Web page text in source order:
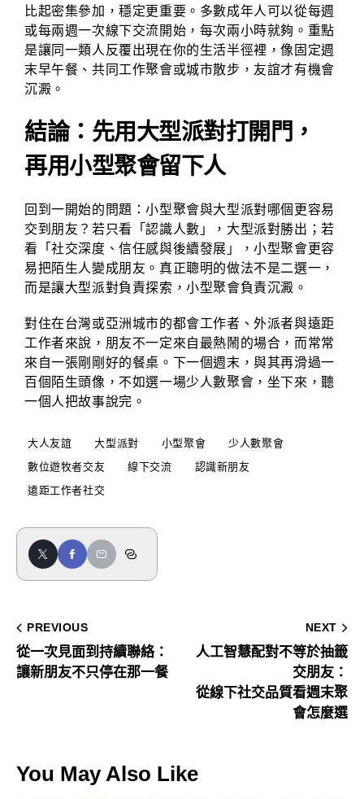
比起密集參加，穩定更重要。多數成年人可以從每週
或每兩週一次線下交流開始，每次兩小時就夠。重點
是讓同一類人反覆出現在你的生活半徑裡，像固定週
末早午餐、共同工作聚會或城市散步，友誼才有機會
沉澱。
結論：先用大型派對打開門，
再用小型聚會留下人
回到一開始的問題：小型聚會與大型派對哪個更容易
交到朋友？若只看「認識人數」，大型派對勝出；若
看「社交深度、信任感與後續發展」，小型聚會更容
易把陌生人變成朋友。真正聰明的做法不是二選一，
而是讓大型派對負責探索，小型聚會負責沉澱。
對住在台灣或亞洲城市的都會工作者、外派者與遠距
工作者來說，朋友不一定來自最熱鬧的場合，而常常
來自一張剛剛好的餐桌。下一個週末，與其再滑過一
百個陌生頭像，不如選一場少人數聚會，坐下來，聽
一個人把故事說完。
大人友誼 大型派對 小型聚會
少人數聚會
數位遊牧者交友
線下交流
認識新朋友
遠距工作者社交
PREVIOUS
從一次見面到持續聯絡：
讓新朋友不只停在那一餐
NEXT
人工智慧配對不等於抽籤
交朋友：
從線下社交品質看週末聚
會怎麼選
You May Also Like